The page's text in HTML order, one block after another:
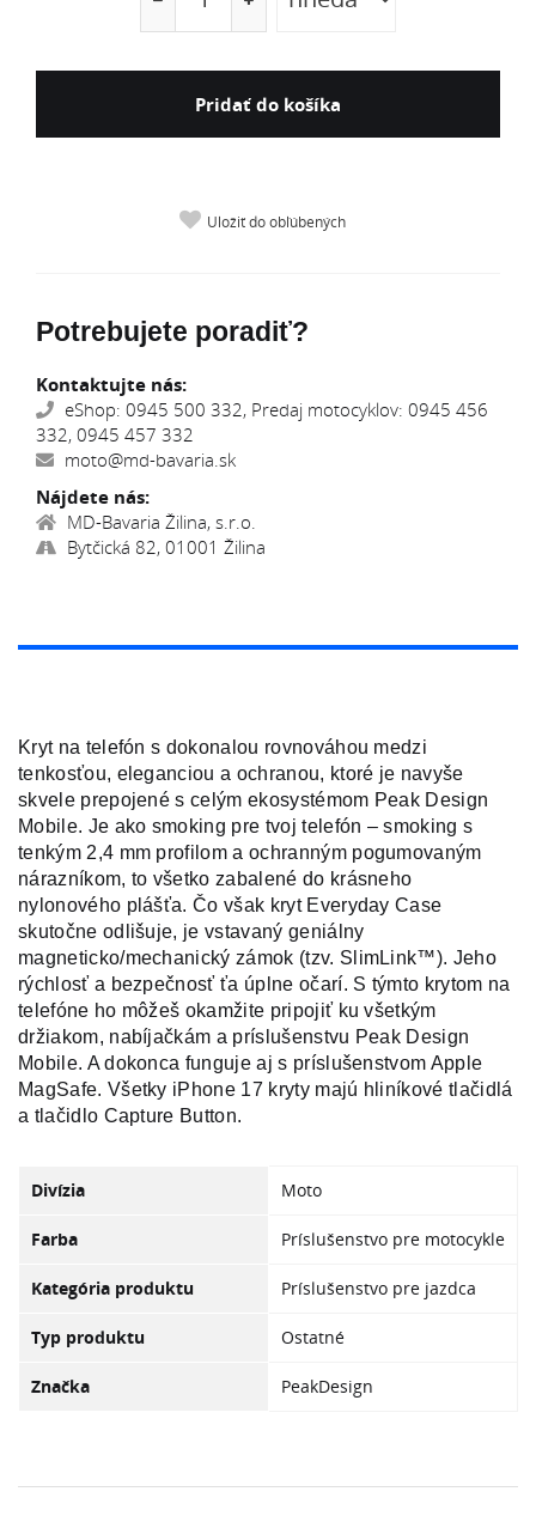
Pridať do košíka
Uložiť do obľúbených
Potrebujete poradiť?
Kontaktujte nás:
eShop: 0945 500 332, Predaj motocyklov: 0945 456
332, 0945 457 332
moto@md-bavaria.sk
Nájdete nás:
MD-Bavaria Žilina, s.r.o.
Bytčická 82, 01001 Žilina
Kryt na telefón s dokonalou rovnováhou medzi
tenkosťou, eleganciou a ochranou, ktoré je navyše
skvele prepojené s celým ekosystémom Peak Design
Mobile. Je ako smoking pre tvoj telefón – smoking s
tenkým 2,4 mm profilom a ochranným pogumovaným
nárazníkom, to všetko zabalené do krásneho
nylonového plášťa. Čo však kryt Everyday Case
skutočne odlišuje, je vstavaný geniálny
magneticko/mechanický zámok (tzv. SlimLink™). Jeho
rýchlosť a bezpečnosť ťa úplne očarí. S týmto krytom na
telefóne ho môžeš okamžite pripojiť ku všetkým
držiakom, nabíjačkám a príslušenstvu Peak Design
Mobile. A dokonca funguje aj s príslušenstvom Apple
MagSafe. Všetky iPhone 17 kryty majú hliníkové tlačidlá
a tlačidlo Capture Button.
Divízia Moto
Farba Príslušenstvo pre motocykle
Kategória produktu Príslušenstvo pre jazdca
Typ produktu Ostatné
Značka PeakDesign